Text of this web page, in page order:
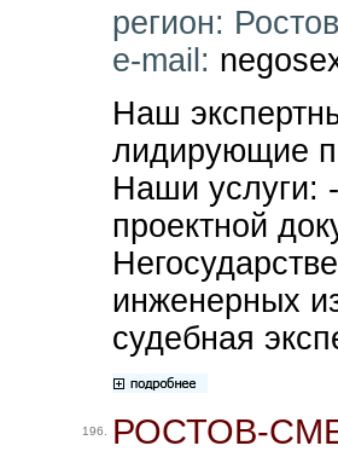
регион:
e-mail:
Наш
лидирующие
Наши услуги:
проектной
инженерных
судебная
196. РОСТОВ-